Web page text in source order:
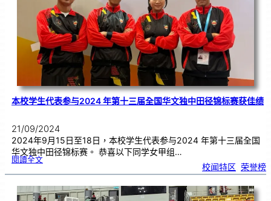
来
西
亚
中
学
生
《
戏
聚
奖
》
戏
剧
比
赛
获
本校学生代表参与2024 年第十三届全国华文独中田径锦标赛获佳绩
21/09/2024
2024年9月15日至18日，本校学生代表参与2024 年第十三届全国
华文独中田径锦标赛。 恭喜以下同学女甲组…
閱讀全文:本
学
生
表
参
与
2
校闻特区 荣誉榜